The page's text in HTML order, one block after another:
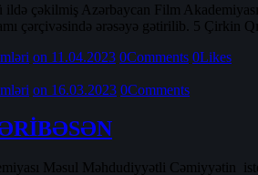
çəkilmiş Azərbaycan Film
çərçivəsində ərəsəyə gətirilib. 5 Çirkin
on 11.04.2023 0Comments 0Likes
on 16.03.2023 0Comments
Məsul Məhdudiyyətli Cəmiyyətin